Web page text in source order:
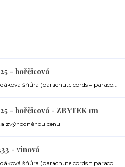
- hořčicová
šňůra (parachute cords = paraco...
- hořčicová - ZBYTEK 1m
zvýhodněnou cenu
- vínová
šňůra (parachute cords = paraco...